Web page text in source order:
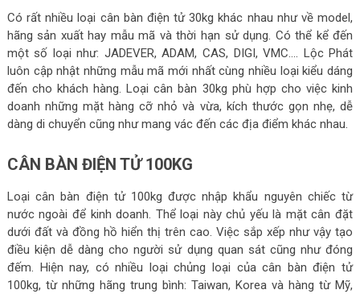
Có rất nhiều loại cân bàn điện tử 30kg khác nhau như về model,
hãng sản xuất hay mẫu mã và thời hạn sử dụng. Có thể kể đến
một số loại như: JADEVER, ADAM, CAS, DIGI, VMC…. Lộc Phát
luôn cập nhật những mẫu mã mới nhất cùng nhiều loại kiểu dáng
đến cho khách hàng. Loại cân bàn 30kg phù hợp cho việc kinh
doanh những mặt hàng cỡ nhỏ và vừa, kích thước gọn nhẹ, dễ
dàng di chuyển cũng như mang vác đến các địa điểm khác nhau.
CÂN BÀN ĐIỆN TỬ 100KG
Loại cân bàn điện tử 100kg được nhập khẩu nguyên chiếc từ
nước ngoài để kinh doanh. Thể loại này chủ yếu là mặt cân đặt
dưới đất và đồng hồ hiển thị trên cao. Việc sắp xếp như vậy tạo
điều kiện dễ dàng cho người sử dụng quan sát cũng như đóng
đếm. Hiện nay, có nhiều loại chủng loại của cân bàn điện tử
100kg, từ những hãng trung bình: Taiwan, Korea và hàng từ Mỹ,